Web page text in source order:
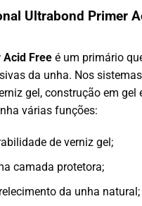
Ultrabond Primer
Free é um primário
da unha. Nos
gel, construção em gel
várias funções:
de verniz gel;
camada protetora;
da unha natural;